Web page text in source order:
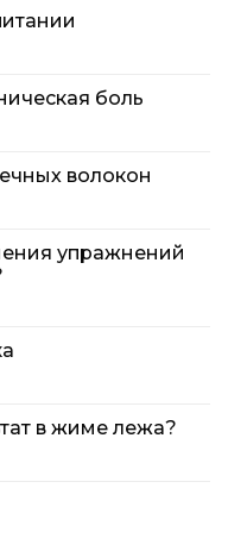
боль
волокон
упражнений
в жиме лежа?